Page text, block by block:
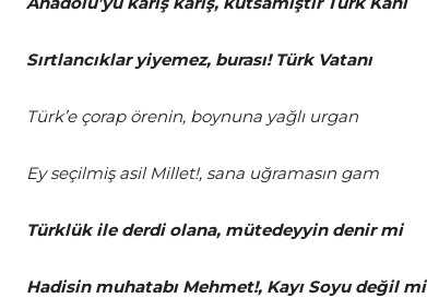
Sırtlancıklar yiyemez, burası! Türk Vatanı
Türk’e çorap örenin, boynuna yağlı urgan
Ey seçilmiş asil Millet!, sana uğramasın gam
Türklük ile derdi olana, mütedeyyin denir mi
Hadisin muhatabı Mehmet!, Kayı Soyu değil mi